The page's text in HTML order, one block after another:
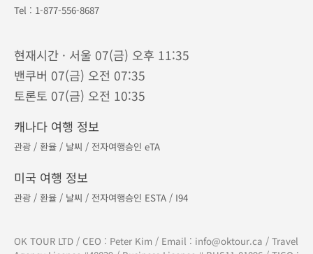
Tel : 1-877-556-8687
현재시간 · 서울 07(금) 오후 11:35
밴쿠버 07(금) 오전 07:35
토론토 07(금) 오전 10:35
캐나다 여행 정보
관광 / 환율 / 날씨 / 전자여행승인 eTA
미국 여행 정보
관광 / 환율 / 날씨 / 전자여행승인 ESTA / I94
OK TOUR LTD / CEO : Peter Kim / Email : info@oktour.ca / Travel